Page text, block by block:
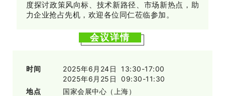
度探讨政策风向标、技术新路径、市场新热点，助
力企业抢占先机，欢迎各位同仁莅临参加。
会议详情
时间
2025年6月24日 13:30-17:00
2025年6月25日 09:30-11:30
地点
国家会展中心（上海）